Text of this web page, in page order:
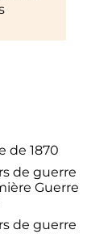
par
: le sort
de 1870
de guerre
Guerre
de guerre